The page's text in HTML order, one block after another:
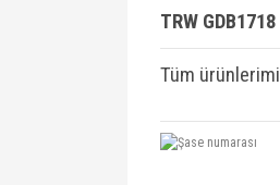
TRW GDB1718
Tüm